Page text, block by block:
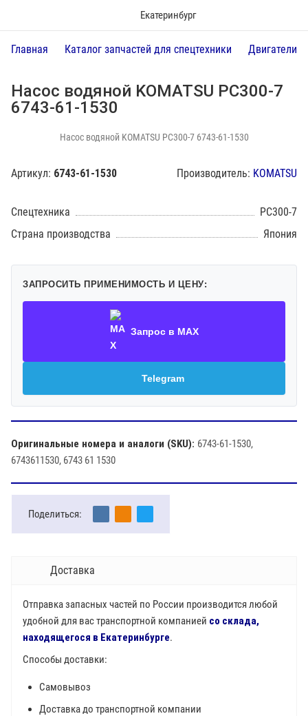
Екатеринбург
Главная Каталог запчастей для спецтехники Двигатели
Насос водяной KOMATSU PC300-7
6743-61-1530
Насос водяной KOMATSU PC300-7 6743-61-1530
Артикул: 6743-61-1530 Производитель: KOMATSU
Спецтехника
PC300-7
Страна производства
Япония
ЗАПРОСИТЬ ПРИМЕНИМОСТЬ И ЦЕНУ:
Запрос в MAX
Telegram
Оригинальные номера и аналоги (SKU): 6743-61-1530,
6743611530, 6743 61 1530
Поделиться:
Доставка
Отправка запасных частей по России производится любой
удобной для вас транспортной компанией со склада,
находящегося в Екатеринбурге.
Способы доставки:
Самовывоз
Доставка до транспортной компании